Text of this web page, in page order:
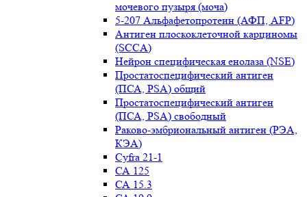
мочевого пузыря (моча)
5-207 Альфафетопротеин (АФП, AFP)
Антиген плоскоклеточной карциномы
(SCCA)
Нейрон специфическая енолаза (NSE)
Простатоспецифический антиген
(ПСА, PSA) общий
Простатоспецифический антиген
(ПСА, PSA) свободный
Раково-эмбриональный антиген (РЭА,
КЭА)
Сyfra 21-1
СА 125
СА 15.3